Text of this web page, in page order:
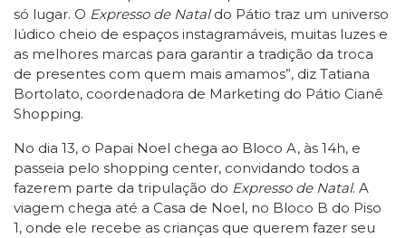
só lugar. O Expresso de Nataldo Pátio traz um universo
lúdico cheio de espaços instagramáveis, muitas luzes e
as melhores marcas para garantir a tradição da troca
de presentes com quem mais amamos”, diz Tatiana
Bortolato, coordenadora de Marketing do Pátio Cianê
Shopping.
No dia 13, o Papai Noel chega ao Bloco A, às 14h, e
passeia pelo shopping center, convidando todos a
fazerem parte da tripulação do Expresso de Natal. A
viagem chega até a Casa de Noel, no Bloco B do Piso
1, onde ele recebe as crianças que querem fazer seu